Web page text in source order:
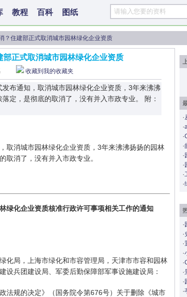
教程 百科 图纸
？住建部正式取消城市园林绿化企业资质
·
·
·
·
·
·
·
·
·
·
·
·
·
·
·
·
正式取消城市园林绿化企业资质
收藏到我的收藏夹
布通知，取消城市园林绿化企业资质，3年来沸沸
定，是彻底的取消了，没有并入市政专业。 附：
取消城市园林绿化企业资质，3年来沸沸扬扬的园林
取消了，没有并入市政专业。
绿化企业资质核准行政许可事项相关工作的通知
化局，上海市绿化和市容管理局，天津市市容和园林
设兵团建设局、军委后勤保障部军事设施建设局：
法规的决定》（国务院令第676号）关于删除《城市